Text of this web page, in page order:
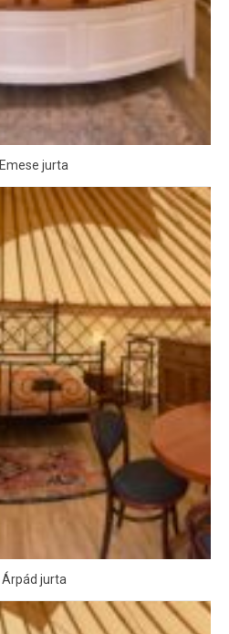
Emese jurta
Árpád jurta